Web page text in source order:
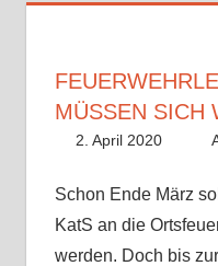
MÜSSEN SICH
2. April 2020
Schon Ende März
KatS an die
werden. Doch bis